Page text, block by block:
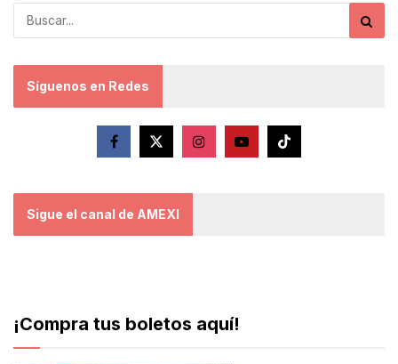
Síguenos en Redes
Sigue el canal de AMEXI
¡Compra tus boletos aquí!